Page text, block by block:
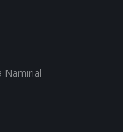
Namirial